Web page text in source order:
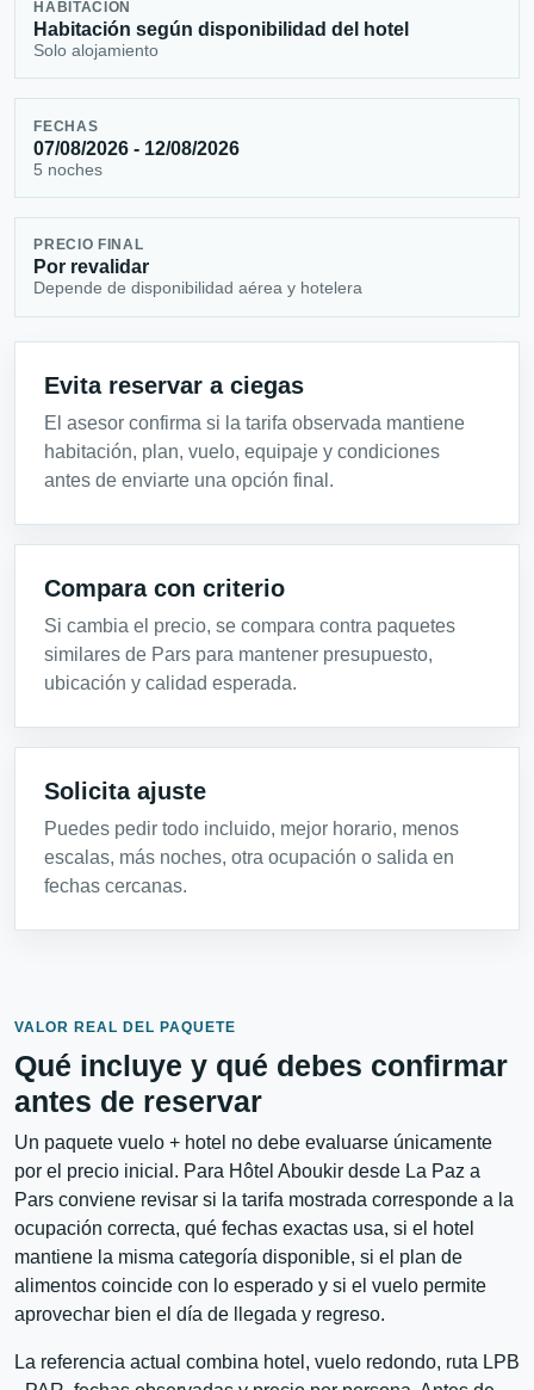
HABITACIÓN
Habitación según disponibilidad del hotel
Solo alojamiento
FECHAS
07/08/2026 - 12/08/2026
5 noches
PRECIO FINAL
Por revalidar
Depende de disponibilidad aérea y hotelera
Evita reservar a ciegas
El asesor confirma si la tarifa observada mantiene
habitación, plan, vuelo, equipaje y condiciones
antes de enviarte una opción final.
Compara con criterio
Si cambia el precio, se compara contra paquetes
similares de Pars para mantener presupuesto,
ubicación y calidad esperada.
Solicita ajuste
Puedes pedir todo incluido, mejor horario, menos
escalas, más noches, otra ocupación o salida en
fechas cercanas.
VALOR REAL DEL PAQUETE
Qué incluye y qué debes confirmar
antes de reservar
Un paquete vuelo + hotel no debe evaluarse únicamente
por el precio inicial. Para Hôtel Aboukir desde La Paz a
Pars conviene revisar si la tarifa mostrada corresponde a la
ocupación correcta, qué fechas exactas usa, si el hotel
mantiene la misma categoría disponible, si el plan de
alimentos coincide con lo esperado y si el vuelo permite
aprovechar bien el día de llegada y regreso.
La referencia actual combina hotel, vuelo redondo, ruta LPB